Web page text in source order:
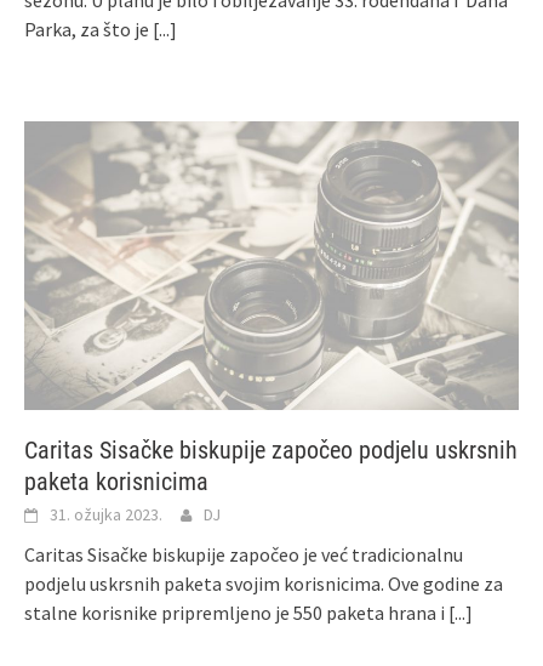
Parka, za što je [...]
Caritas Sisačke biskupije započeo podjelu uskrsnih
paketa korisnicima
31. ožujka 2023. DJ
Caritas Sisačke biskupije započeo je već tradicionalnu
podjelu uskrsnih paketa svojim korisnicima. Ove godine za
stalne korisnike pripremljeno je 550 paketa hrana i [...]